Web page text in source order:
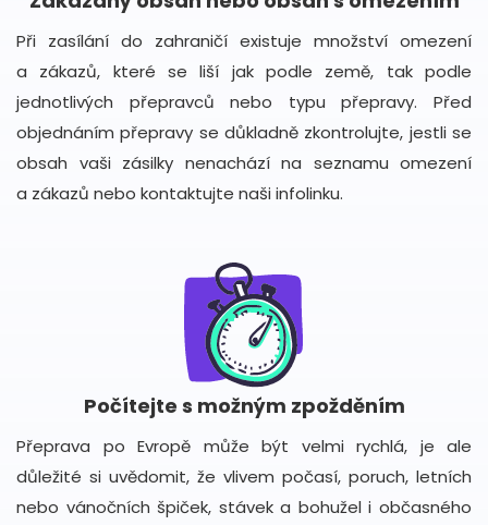
Při zasílání do zahraničí existuje množství omezení
a zákazů, které se liší jak podle země, tak podle
jednotlivých přepravců nebo typu přepravy. Před
objednáním přepravy se důkladně zkontrolujte, jestli se
obsah vaši zásilky nenachází na seznamu omezení
a zákazů nebo kontaktujte naši infolinku.
Počítejte s možným zpožděním
Přeprava po Evropě může být velmi rychlá, je ale
důležité si uvědomit, že vlivem počasí, poruch, letních
nebo vánočních špiček, stávek a bohužel i občasného